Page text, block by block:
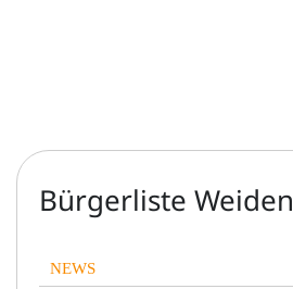
Bürgerliste Weiden
NEWS